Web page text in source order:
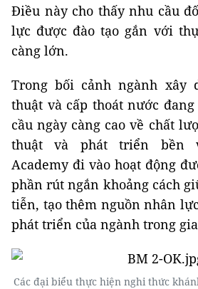
Điều này cho thấy nhu cầu
lực được đào tạo gắn với
càng lớn.
Trong bối cảnh ngành xây
thuật và cấp thoát nước
cầu ngày càng cao về chất
thuật và phát triển bền
Academy đi vào hoạt động
phần rút ngắn khoảng cách
tiễn, tạo thêm nguồn nhân
phát triển của ngành trong
Các đại biểu thực hiện nghi thức